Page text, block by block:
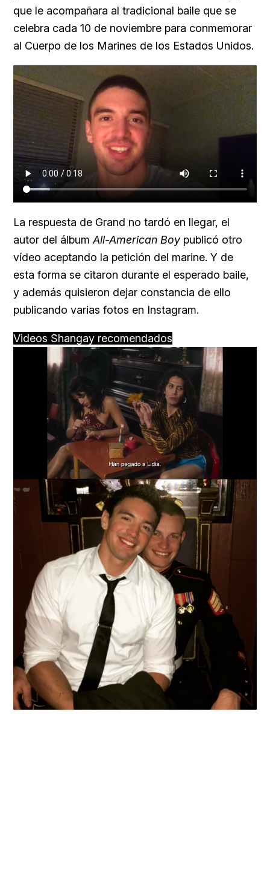
que le acompañara al tradicional baile que se
celebra cada 10 de noviembre para conmemorar
al Cuerpo de los Marines de los Estados Unidos.
La respuesta de Grand no tardó en llegar, el
autor del álbumAll-American Boy publicó otro
vídeo aceptando la petición del marine.­ Y de
esta forma se citaron durante el esperado baile,
y además quisieron dejar constancia de ello
publicando varias fotos en Instagram.
Videos Shangay recomendados
Unmute Loaded:
57.99%